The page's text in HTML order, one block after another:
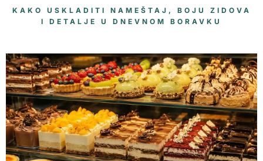
KAKO USKLADITI NAMEŠTAJ, BOJU ZIDOVA
I DETALJE U DNEVNOM BORAVKU